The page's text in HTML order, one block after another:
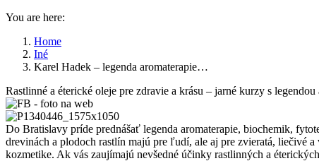
You are here:
Home
Iné
Karel Hadek – legenda aromaterapie…
Rastlinné a éterické oleje pre zdravie a krásu – jarné kurzy s legendou
Do Bratislavy príde prednášať legenda aromaterapie, biochemik,
drevinách a plodoch rastlín majú pre ľudí, ale aj pre zvieratá, liečivé
kozmetike. Ak vás zaujímajú nevšedné účinky rastlinných a